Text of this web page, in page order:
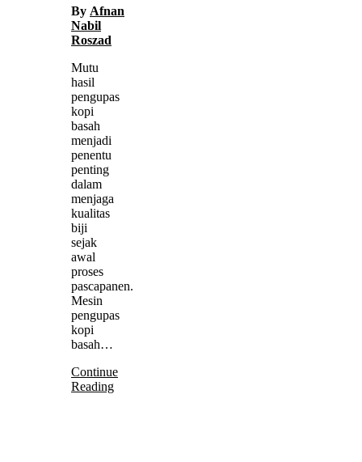
By Afnan
Nabil
Roszad
Mutu
hasil
pengupas
kopi
basah
menjadi
penentu
penting
dalam
menjaga
kualitas
biji
sejak
awal
proses
pascapanen.
Mesin
pengupas
kopi
basah…
Continue
Reading